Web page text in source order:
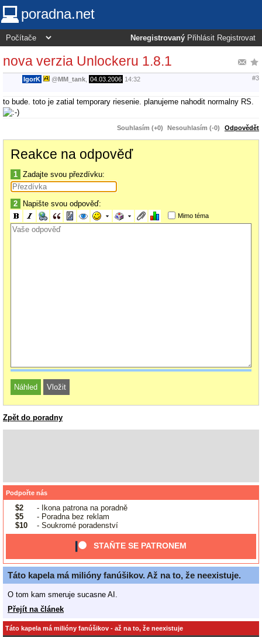
poradna.net
Neregistrovaný Přihlásit Registrovat
nova verzia Unlockeru 1.8.1
IgorK @MM_tank 04.03.2006 14:32 #3
to bude. toto je zatial temporary riesenie. planujeme nahodit normalny RS.
Souhlasím (+0) Nesouhlasím (-0) Odpovědět
Reakce na odpověď
1 Zadajte svou přezdívku:
2 Napište svou odpověď:
Mimo téma
Zpět do poradny
Podpořte nás
$2
- Ikona patrona na poradně
$5
- Poradna bez reklam
$10
- Soukromé poradenství
STAŇTE SE PATRONEM
Táto kapela má milióny fanúšikov. Až na to, že neexistuje.
O tom kam smeruje sucasne AI.
Přejít na článek
Táto kapela má milióny fanúšikov - až na to, že neexistuje